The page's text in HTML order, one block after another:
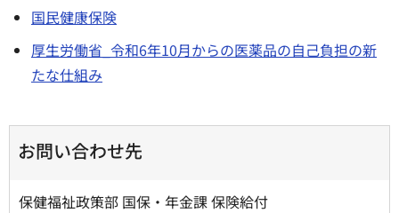
国民健康保険
厚生労働省_令和6年10月からの医薬品の自己負担の新
たな仕組み
お問い合わせ先
保健福祉政策部 国保・年金課 保険給付